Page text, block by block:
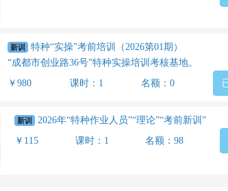
新训
特种“实操”考前培训（2026第01期）
“成都市创业路36号”特种实操培训考核基地。
￥980
课时：1 名额：0
新训
2026年“特种作业人员”“理论”“考前新训”
￥115
课时：1 名额：98